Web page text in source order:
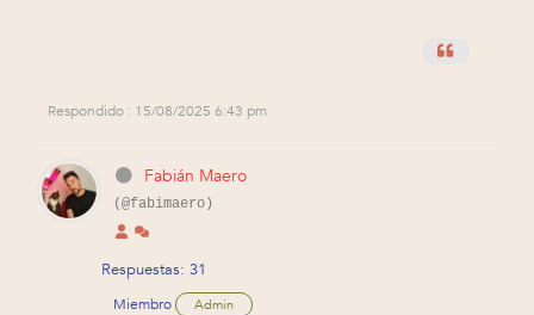
Respondido : 15/08/2025 6:43 pm
Fabián Maero
(@fabimaero)
Respuestas: 31
Miembro Admin